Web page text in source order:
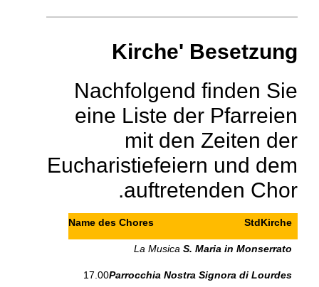
Kirche' Besetzung
Nachfolgend finden Sie
eine Liste der Pfarreien
mit den Zeiten der
Eucharistiefeiern und dem
auftretenden Chor.
Std
Name des Chores
La Musica
17.00